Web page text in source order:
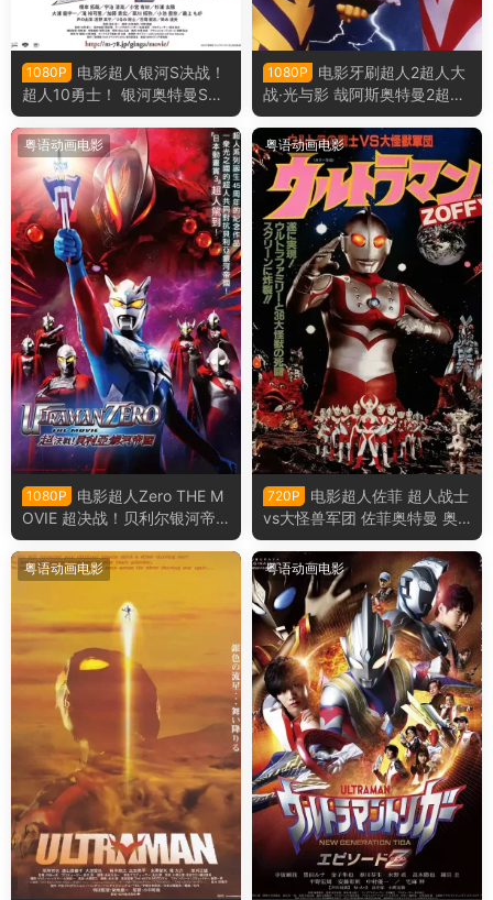
1080P
电影超人银河S决战！
超人10勇士！ 银河奥特曼S决
战！奥特10勇士！粤语版
1080P
电影牙刷超人2超人大
战·光与影 哉阿斯奥特曼2超人
大战·光与影粤语版
粤语动画电影
1080P
电影超人Zero THE M
OVIE 超决战！贝利尔银河帝
国 赛罗奥特曼超决战！贝利亚
银河帝国粤语版
粤语动画电影
720P
电影超人佐菲 超人战士
vs大怪兽军团 佐菲奥特曼 奥
特战士vs大怪兽军团粤语版
粤语动画电影 粤语动画电影